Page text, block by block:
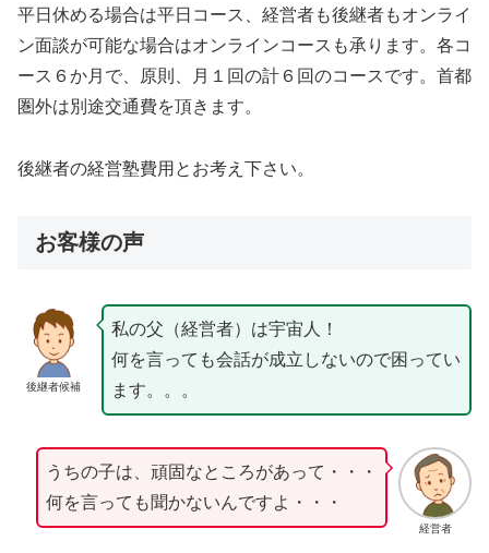
平日休める場合は平日コース、経営者も後継者もオンライ
ン面談が可能な場合はオンラインコースも承ります。各コ
ース６か月で、原則、月１回の計６回のコースです。首都
圏外は別途交通費を頂きます。
後継者の経営塾費用とお考え下さい。
お客様の声
後継者候補
私の父（経営者）は宇宙人！
何を言っても会話が成立しないので困ってい
ます。。。
経営者
うちの子は、頑固なところがあって・・・
何を言っても聞かないんですよ・・・